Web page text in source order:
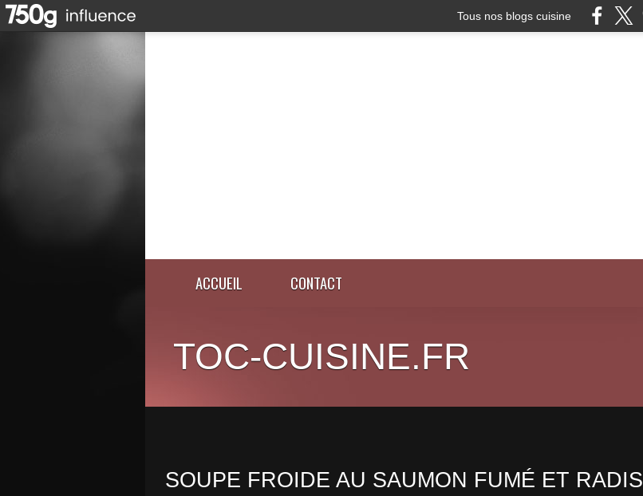
Tous nos blogs cuisine
ACCUEIL CONTACT
TOC-CUISINE.FR
SOUPE FROIDE AU SAUMON FUMÉ ET RADIS